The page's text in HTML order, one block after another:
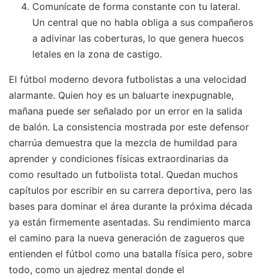
Comunícate de forma constante con tu lateral.
Un central que no habla obliga a sus compañeros
a adivinar las coberturas, lo que genera huecos
letales en la zona de castigo.
El fútbol moderno devora futbolistas a una velocidad
alarmante. Quien hoy es un baluarte inexpugnable,
mañana puede ser señalado por un error en la salida
de balón. La consistencia mostrada por este defensor
charrúa demuestra que la mezcla de humildad para
aprender y condiciones físicas extraordinarias da
como resultado un futbolista total. Quedan muchos
capítulos por escribir en su carrera deportiva, pero las
bases para dominar el área durante la próxima década
ya están firmemente asentadas. Su rendimiento marca
el camino para la nueva generación de zagueros que
entienden el fútbol como una batalla física pero, sobre
todo, como un ajedrez mental donde el